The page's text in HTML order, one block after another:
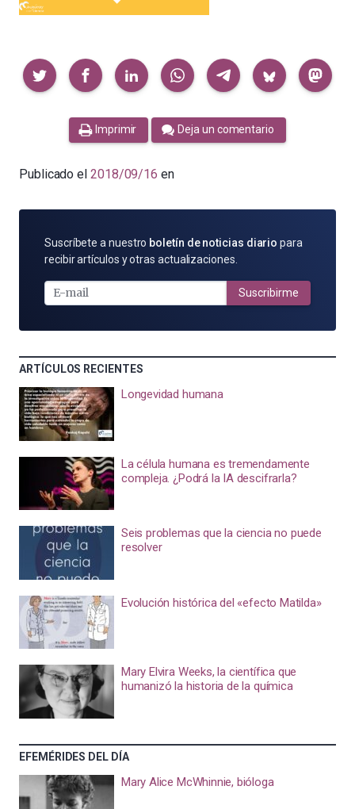
Compartir
Imprimir Deja un comentario
Publicado el 2018/09/16 en
SUSCRÍBETE
POR
MAIL
Suscríbete a nuestro boletín de noticias diario para
recibir artículos y otras actualizaciones.
Suscribirme
ARTÍCULOS RECIENTES
Longevidad humana
La célula humana es tremendamente
compleja. ¿Podrá la IA descifrarla?
Seis problemas que la ciencia no puede
resolver
Evolución histórica del «efecto Matilda»
Mary Elvira Weeks, la científica que
humanizó la historia de la química
EFEMÉRIDES DEL DÍA
Mary Alice McWhinnie, bióloga